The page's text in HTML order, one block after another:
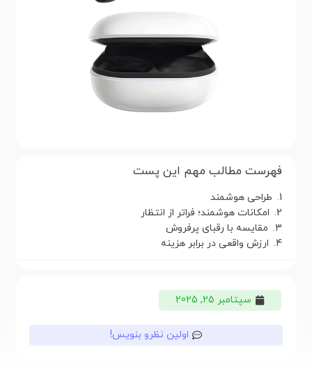
فهرست مطالب مهم این پست
طراحی هوشمند
امکانات هوشمند؛ فراتر از انتظار
مقایسه با رقبای پرفروش
ارزش واقعی در برابر هزینه
سپتامبر 25, 2025
اولین نظرو بنویس!